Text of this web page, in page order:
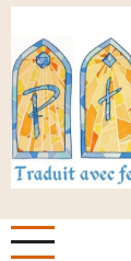
Aller
contenu
principal